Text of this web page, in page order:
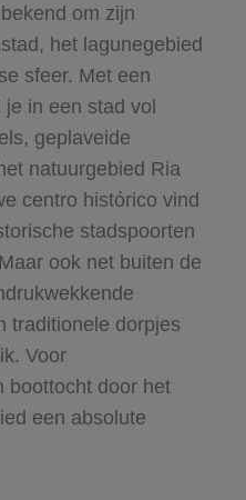
om zijn
het lagunegebied
sfeer. Met een
in een stad vol
geplaveide
natuurgebied Ria
centro histórico vind
stadspoorten
ook net buiten de
traditionele dorpjes
Voor
boottocht door het
een absolute